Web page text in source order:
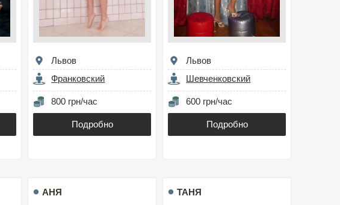
Львов
Франковский
800 грн/час
Подробно
Львов
Шевченковский
600 грн/час
Подробно
АНЯ ТАНЯ